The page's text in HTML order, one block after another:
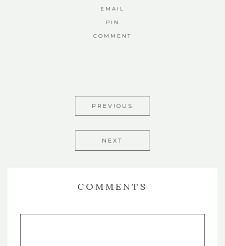
EMAIL
PIN
COMMENT
PREVIOUS
NEXT
COMMENTS